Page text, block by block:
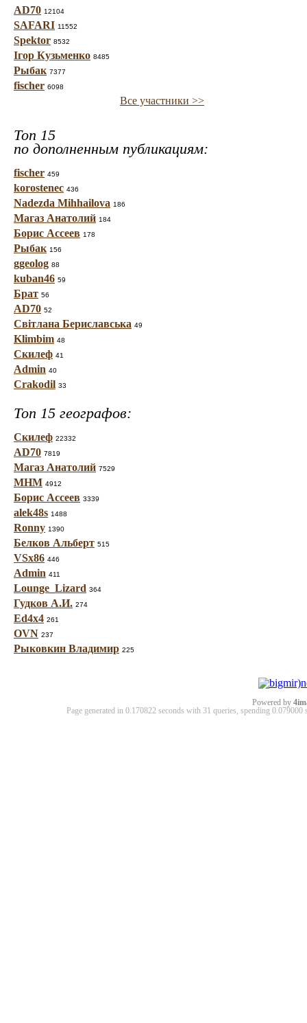
AD70 12104
SAFARI 11552
Spektor 8532
Ігор Кузьменко 8485
Рыбак 7377
fischer 6098
Все участники >>
Топ 15
по дополненным публикациям:
fischer 459
korostenec 436
Nadezda Mihhailova 186
Магаз Анатолий 184
Борис Ассеев 178
Рыбак 156
ggeolog 88
kuban46 59
Брат 56
AD70 52
Світлана Бериславська 49
Klimbim 48
Скилеф 41
Admin 40
Crakodil 33
Топ 15 географов:
Скилеф 22332
AD70 7819
Магаз Анатолий 7529
МНМ 4912
Борис Ассеев 3339
alek48s 1488
Ronny 1390
Белков Альберт 515
VSx86 446
Admin 411
Lounge_Lizard 364
Гудков А.И. 274
Ed4x4 261
OVN 237
Рыковкин Владимир 225
Powered by
Page generated in 0.170822 seconds with 31 queries, spending